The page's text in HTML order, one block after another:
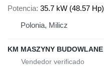
Potencia 35.7 kW (48.57 Hp)
Polonia, Milicz
KM MASZYNY BUDOWLANE